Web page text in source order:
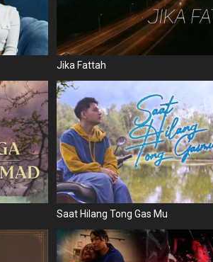
Jika Fattah
Saat Hilang Tong Gas Mu